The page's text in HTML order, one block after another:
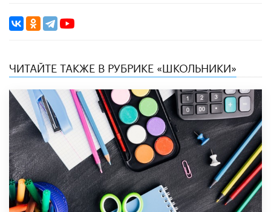
ЧИТАЙТЕ ТАКЖЕ В РУБРИКЕ «ШКОЛЬНИКИ»